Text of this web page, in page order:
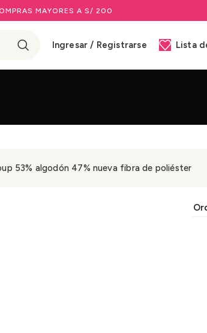
MAYORES A S/ 200
Ingresar / Registrarse Lista
53% algodón 47% nueva fibra de poliéster